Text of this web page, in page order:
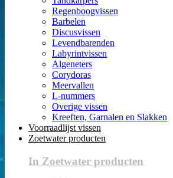
Regenboogvissen
Barbelen
Discusvissen
Levendbarenden
Labyrintvissen
Algeneters
Corydoras
Meervallen
L-nummers
Overige vissen
Kreeften, Garnalen en Slakken
Voorraadlijst vissen
Zoetwater producten
In Zoetwater producten